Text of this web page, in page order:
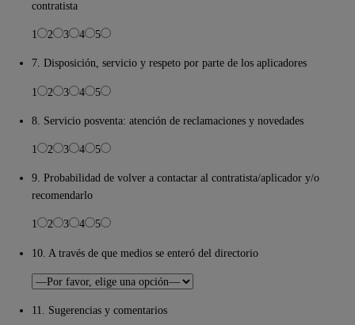
contratista
1 2 3 4 5
7. Disposición, servicio y respeto por parte de los aplicadores
1 2 3 4 5
8. Servicio posventa: atención de reclamaciones y novedades
1 2 3 4 5
9. Probabilidad de volver a contactar al contratista/aplicador y/o
recomendarlo
1 2 3 4 5
10. A través de que medios se enteró del directorio
11. Sugerencias y comentarios